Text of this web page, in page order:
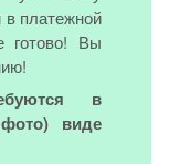
в платежной
готово! Вы
в
виде